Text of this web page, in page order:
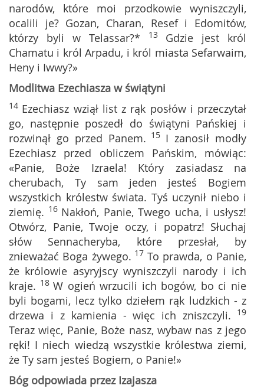
narodów, które moi przodkowie wyniszczyli,
ocalili je? Gozan, Charan, Resef i Edomitów,
którzy byli w Telassar?* 13 Gdzie jest król
Chamatu i król Arpadu, i król miasta Sefarwaim,
Heny i Iwwy?»
Modlitwa Ezechiasza w świątyni
14 Ezechiasz wziął list z rąk posłów i przeczytał
go, następnie poszedł do świątyni Pańskiej i
rozwinął go przed Panem. 15 I zanosił modły
Ezechiasz przed obliczem Pańskim, mówiąc:
«Panie, Boże Izraela! Który zasiadasz na
cherubach, Ty sam jeden jesteś Bogiem
wszystkich królestw świata. Tyś uczynił niebo i
ziemię. 16 Nakłoń, Panie, Twego ucha, i usłysz!
Otwórz, Panie, Twoje oczy, i popatrz! Słuchaj
słów Sennacheryba, które przesłał, by
znieważać Boga żywego. 17 To prawda, o Panie,
że królowie asyryjscy wyniszczyli narody i ich
kraje. 18W ogień wrzucili ich bogów, bo ci nie
byli bogami, lecz tylko dziełem rąk ludzkich - z
drzewa i z kamienia - więc ich zniszczyli. 19
Teraz więc, Panie, Boże nasz, wybaw nas z jego
ręki! I niech wiedzą wszystkie królestwa ziemi,
że Ty sam jesteś Bogiem, o Panie!»
Bóg odpowiada przez Izajasza